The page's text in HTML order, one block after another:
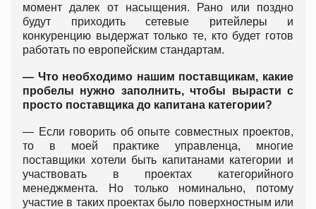
момент далек от насыщения. Рано или поздно
будут приходить сетевые ритейлеры и
конкуренцию выдержат только те, кто будет готов
работать по европейским стандартам.
— Что необходимо нашим поставщикам, какие
пробелы нужно заполнить, чтобы вырасти с
просто поставщика до капитана категории?
— Если говорить об опыте совместных проектов,
то в моей практике управленца, многие
поставщики хотели быть капитанами категории и
участвовать в проектах категорийного
менеджмента. Но только номинально, потому
участие в таких проектах было поверхностным или